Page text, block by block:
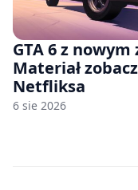
GTA 6 z
Materiał
Netfliksa
6 sie 2026